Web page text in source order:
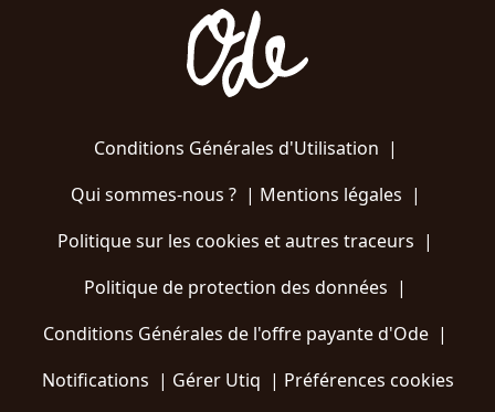
Conditions Générales d'Utilisation |
Qui sommes-nous ?| Mentions légales |
Politique sur les cookies et autres traceurs |
Politique de protection des données |
Conditions Générales de l'offre payante d'Ode |
Notifications | Gérer Utiq | Préférences cookies